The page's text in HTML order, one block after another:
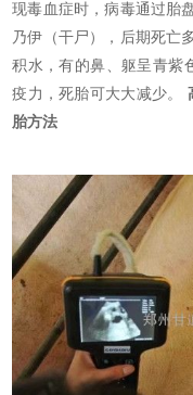
现毒血症时，病毒通过胎
乃伊（干尸），后期死亡
积水，有的鼻、躯呈青紫
疫力，死胎可大大减少。
胎方法